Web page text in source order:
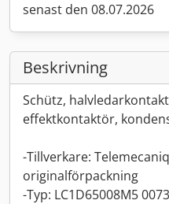
senast den 08.07.2026
Beskrivning
Schütz,
effektkontaktör,
-Tillverkare:
originalförpackning
-Typ: LC1D65008M5